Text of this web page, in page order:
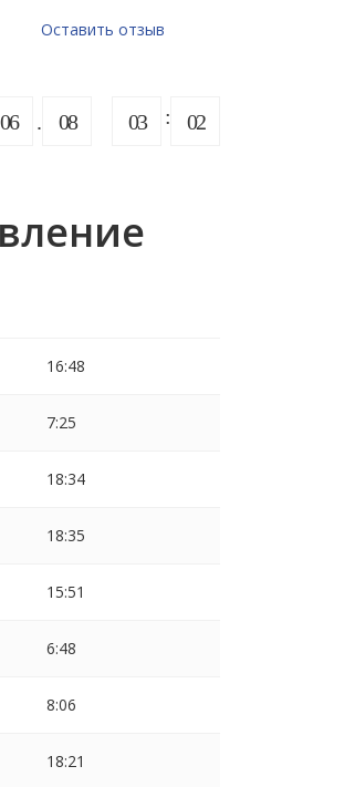
Оставить отзыв
06 08 03 02
16:48
7:25
18:34
18:35
15:51
6:48
8:06
18:21